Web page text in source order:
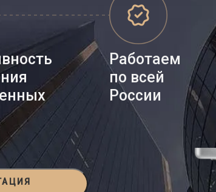
Работаем
по всей
России